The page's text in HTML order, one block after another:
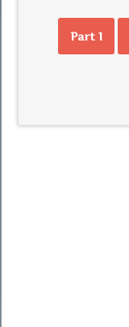
Part 1